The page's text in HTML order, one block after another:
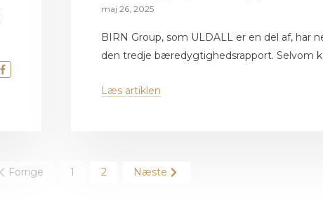
maj 26, 2025
BIRN Group, som ULDALL er en del af, har
den tredje bæredygtighedsrapport. Selvom
Læs artiklen
Forrige 1 2 Næste